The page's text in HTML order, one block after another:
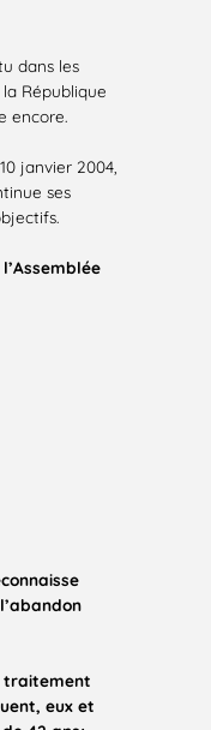
dans les
République
encore.
janvier 2004,
ses
l’Assemblée
traitement
eux et